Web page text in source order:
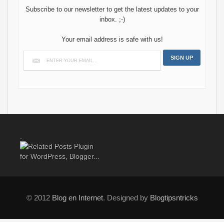
Subscribe to our newsletter to get the latest updates to your
inbox. ;-)
Your email address is safe with us!
© 2012 Blog en Internet. Designed by Blogtipsntricks